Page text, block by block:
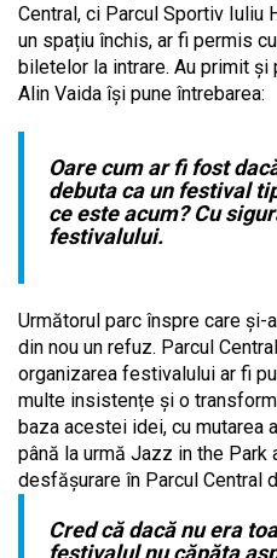
Central, ci Parcul Sportiv Iuliu
un spațiu închis, ar fi permis
biletelor la intrare. Au primit
Alin Vaida își pune întrebarea:
Oare cum ar fi fost
debuta ca un festival
ce este acum? Cu
festivalului.
Următorul parc înspre care și-
din nou un refuz. Parcul
organizarea festivalului ar fi
multe insistențe și o
baza acestei idei, cu mutarea
până la urmă Jazz in the Park
desfășurare în Parcul Central
Cred că dacă nu era
festivalul nu căpăta